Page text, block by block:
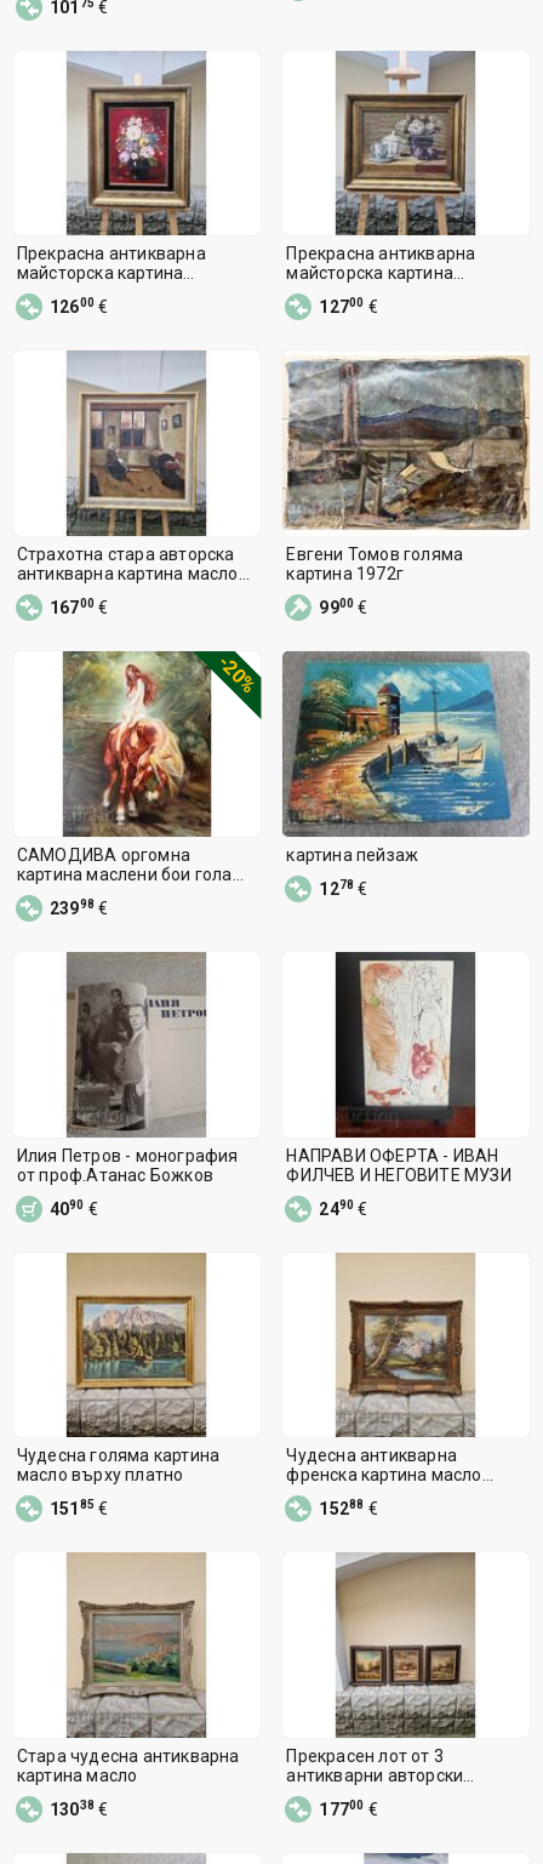
101 75 €
Прекрасна антикварна
майсторска картина
натюрморт масло плат
12600€
Прекрасна антикварна
майсторска картина
натюрморт масло плат
12700 €
Страхотна стара авторска
антикварна картина масло
платно
16700€
Евгени Томов голяма
картина 1972г
9900 €
-20%
САМОДИВА оргомна
картина маслени бои гола
жена
23998 €
картина пейзаж
1278 €
Илия Петров - монография
от проф.Атанас Божков
4090 €
НАПРАВИ ОФЕРТА - ИВАН
ФИЛЧЕВ И НЕГОВИТЕ МУЗИ
2490 €
Чудесна голяма картина
масло върху платно
151 85 €
Чудесна антикварна
френска картина масло
върху платно
15288 €
Стара чудесна антикварна
картина масло
13038 €
Прекрасен лот от 3
антикварни авторски
картини масло платно
17700 €